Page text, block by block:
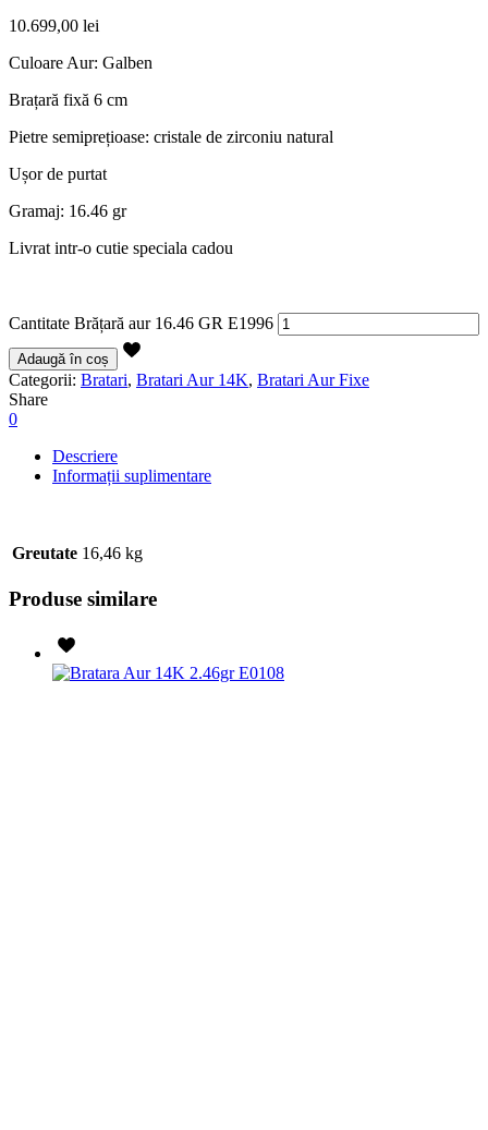
10.699,00 lei
Culoare Aur: Galben
Brațară fixă 6 cm
Pietre semiprețioase: cristale de zirconiu natural
Ușor de purtat
Gramaj: 16.46 gr
Livrat intr-o cutie speciala cadou
Cantitate Brățară aur 16.46 GR E1996
Adaugă în coș
Categorii: Bratari, Bratari Aur 14K, Bratari Aur Fixe
Share
0
Descriere
Informații suplimentare
Greutate 16,46 kg
Produse similare